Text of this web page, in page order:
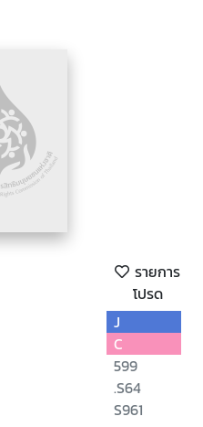
รายการ
โปรด
J
C
599
.S64
S961